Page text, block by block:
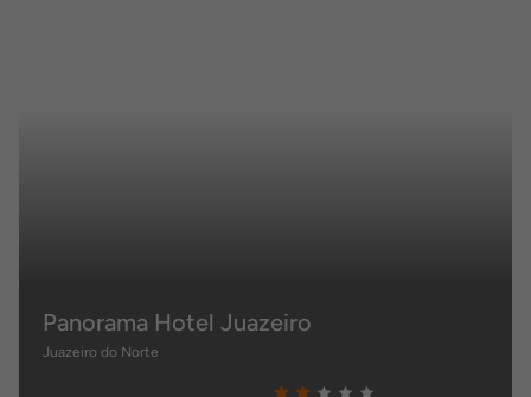
Panorama Hotel Juazeiro
Juazeiro do Norte